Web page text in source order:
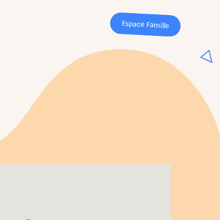
Espace Famille